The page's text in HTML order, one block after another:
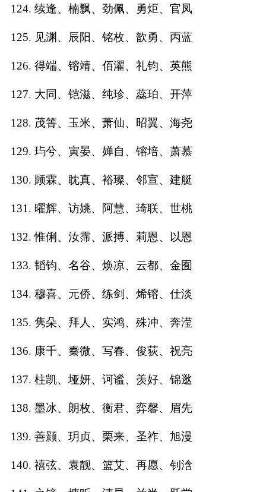
124. 续逢、楠飘、劲佩、勇炬、官凤
125. 见渊、辰阳、铭枚、歆勇、丙蓝
126. 得端、镕靖、佰濯、礼钧、英熊
127. 大同、铠滋、纯珍、蕊珀、开萍
128. 茂箐、玉米、萧仙、昭翼、海尧
129. 玙兮、寅晏、婵自、镕培、萧慕
130. 顾霖、眈真、裕璨、邻宣、建艇
131. 曜辉、访姚、阿慧、琦联、世桃
132. 惟俐、汝霈、派搏、莉恩、以恩
133. 韬钧、名谷、焕凉、云都、金囿
134. 穆喜、元侨、练剑、烯镕、仕淡
135. 隽朵、拜人、实鸿、殊冲、奔滢
136. 康千、秦微、写春、俊荻、祝亮
137. 柱凯、垭妍、诃谧、羡好、锦逖
138. 墨冰、朗枚、衡君、弈馨、眉先
139. 善颢、玥贞、栗来、圣祚、旭漫
140. 禧弦、袁靓、篮艾、再愿、钊浛